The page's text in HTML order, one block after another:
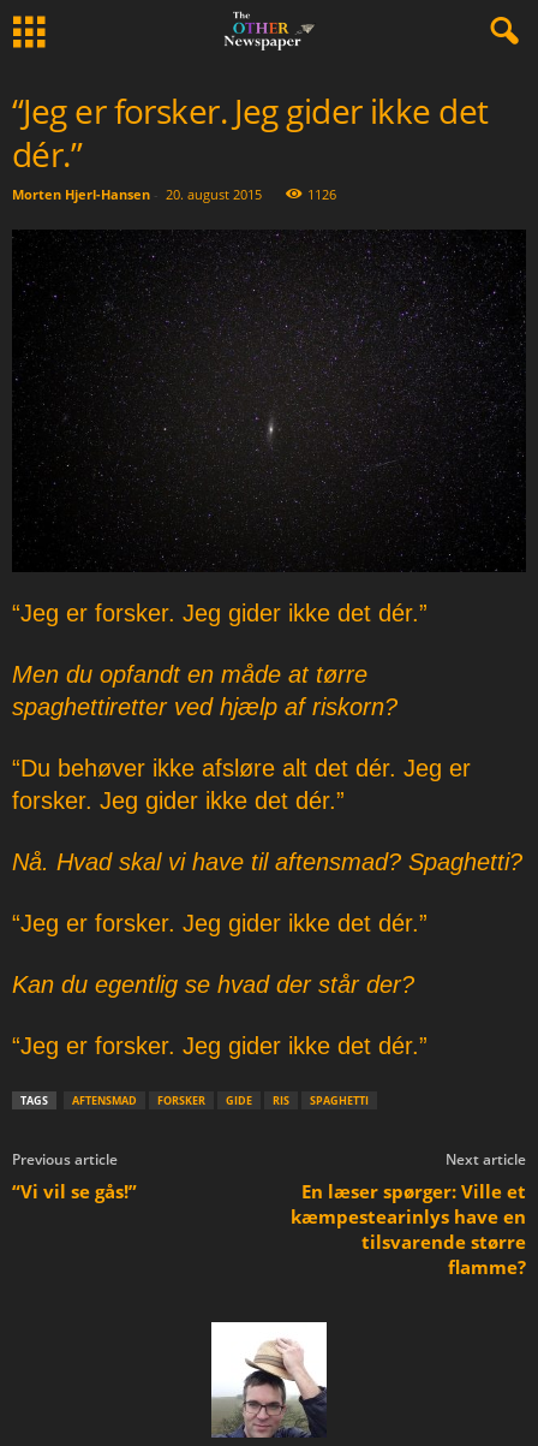
“Jeg er forsker. Jeg gider ikke det
dér.”
Morten Hjerl-Hansen - 20. august 2015 1126
“Jeg er forsker. Jeg gider ikke det dér.”
Men du opfandt en måde at tørre
spaghettiretter ved hjælp af riskorn?
“Du behøver ikke afsløre alt det dér. Jeg er
forsker. Jeg gider ikke det dér.”
Nå. Hvad skal vi have til aftensmad? Spaghetti?
“Jeg er forsker. Jeg gider ikke det dér.”
Kan du egentlig se hvad der står der?
“Jeg er forsker. Jeg gider ikke det dér.”
TAGS AFTENSMAD FORSKER GIDE RIS SPAGHETTI
Previous article
“Vi vil se gås!”
Next article
En læser spørger: Ville et
kæmpestearinlys have en
tilsvarende større
flamme?